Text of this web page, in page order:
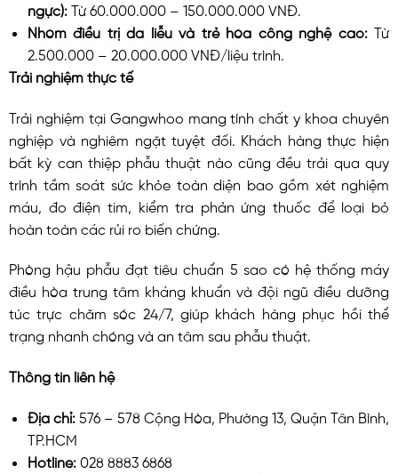
ngực):Từ 60.000.000 – 150.000.000 VNĐ.
Nhóm điều trị da liễu và trẻ hóa công nghệ cao: Từ
2.500.000 – 20.000.000 VNĐ/liệu trình.
Trải nghiệm thực tế
Trải nghiệm tại Gangwhoo mang tính chất y khoa chuyên
nghiệp và nghiêm ngặt tuyệt đối. Khách hàng thực hiện
bất kỳ can thiệp phẫu thuật nào cũng đều trải qua quy
trình tầm soát sức khỏe toàn diện bao gồm xét nghiệm
máu, đo điện tim, kiểm tra phản ứng thuốc để loại bỏ
hoàn toàn các rủi ro biến chứng.
Phòng hậu phẫu đạt tiêu chuẩn 5 sao có hệ thống máy
điều hòa trung tâm kháng khuẩn và đội ngũ điều dưỡng
túc trực chăm sóc 24/7, giúp khách hàng phục hồi thể
trạng nhanh chóng và an tâm sau phẫu thuật.
Thông tin liên hệ
Địa chỉ: 576 – 578 Cộng Hòa, Phường 13, Quận Tân Bình,
TP.HCM
Hotline: 028 8883 6868